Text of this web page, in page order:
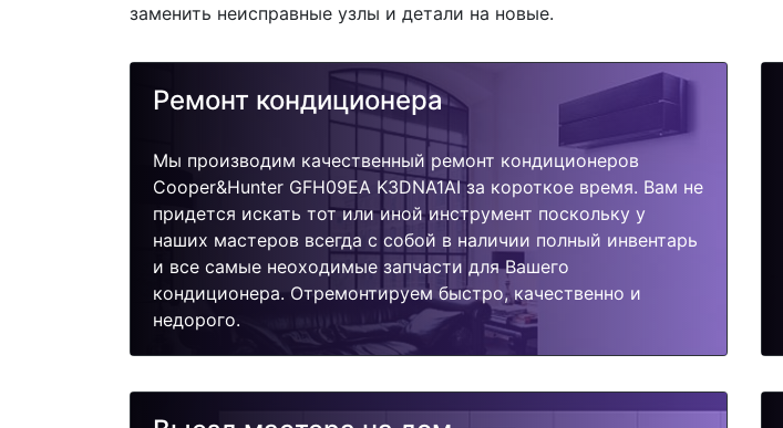
заменить неисправные узлы и детали на новые.
Ремонт кондиционера
Мы производим качественный ремонт кондиционеров
Cooper&Hunter GFH09EA K3DNA1AI за короткое время. Вам не
придется искать тот или иной инструмент поскольку у
наших мастеров всегда с собой в наличии полный инвентарь
и все самые неоходимые запчасти для Вашего
кондиционера. Отремонтируем быстро, качественно и
недорого.